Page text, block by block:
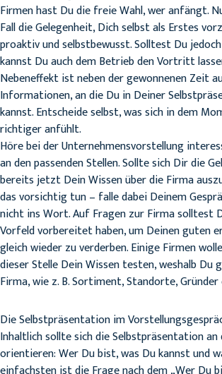
Firmen hast Du die freie Wahl, wer anfängt.
Fall die Gelegenheit, Dich selbst als Erstes
proaktiv und selbstbewusst. Solltest Du
kannst Du auch dem Betrieb den Vortritt
Nebeneffekt ist neben der gewonnenen Zeit
Informationen, an die Du in Deiner
kannst. Entscheide selbst, was sich in dem
richtiger anfühlt.
Höre bei der Unternehmensvorstellung
an den passenden Stellen. Sollte sich Dir die
bereits jetzt Dein Wissen über die Firma
das vorsichtig tun – falle dabei Deinem
nicht ins Wort. Auf Fragen zur Firma solltest
Vorfeld vorbereitet haben, um Deinen guten
gleich wieder zu verderben. Einige Firmen
dieser Stelle Dein Wissen testen, weshalb Du
Firma, wie z. B. Sortiment, Standorte,
Die Selbstpräsentation im
Inhaltlich sollte sich die Selbstpräsentation
orientieren: Wer Du bist, was Du kannst und